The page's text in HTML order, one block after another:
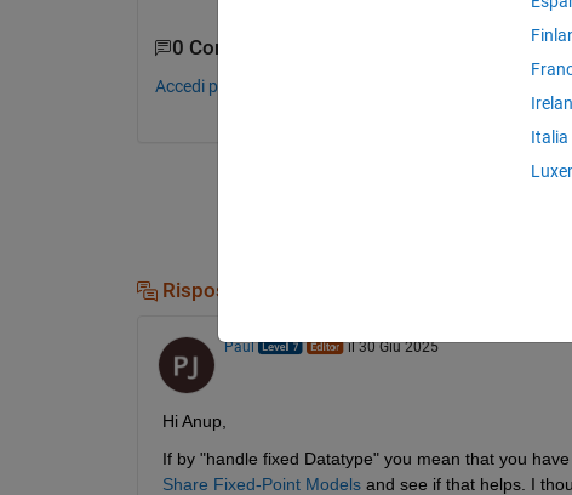
0 Commenti
Accedi per commentare.
Risposte (1)
Paul il 30 Giu 2025
Hi Anup,
If by "handle fixed Datatype" you mean that you
Share Fixed-Point Models and see if that helps. I
Italia